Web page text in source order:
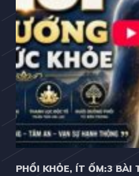
PHỔI KHỎE, ÍT ỐM:3 BÀI